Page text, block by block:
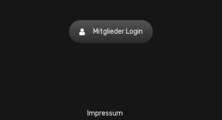
Job 4 You AG
Mitglieder Login
Impressum